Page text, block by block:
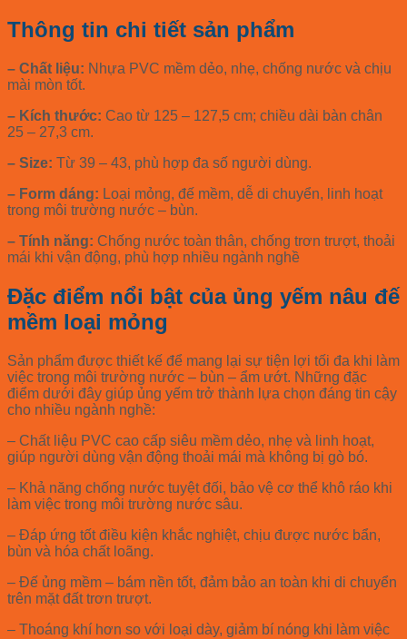
Thông tin chi tiết sản phẩm
– Chất liệu: Nhựa PVC mềm dẻo, nhẹ, chống nước và chịu
mài mòn tốt.
– Kích thước: Cao từ 125 – 127,5 cm; chiều dài bàn chân
25 – 27,3 cm.
– Size: Từ 39 – 43, phù hợp đa số người dùng.
– Form dáng: Loại mỏng, đế mềm, dễ di chuyển, linh hoạt
trong môi trường nước – bùn.
– Tính năng: Chống nước toàn thân, chống trơn trượt, thoải
mái khi vận động, phù hợp nhiều ngành nghề
Đặc điểm nổi bật của ủng yếm nâu đế
mềm loại mỏng
Sản phẩm được thiết kế để mang lại sự tiện lợi tối đa khi làm
việc trong môi trường nước – bùn – ẩm ướt. Những đặc
điểm dưới đây giúp ủng yếm trở thành lựa chọn đáng tin cậy
cho nhiều ngành nghề:
– Chất liệu PVC cao cấp siêu mềm dẻo, nhẹ và linh hoạt,
giúp người dùng vận động thoải mái mà không bị gò bó.
– Khả năng chống nước tuyệt đối, bảo vệ cơ thể khô ráo khi
làm việc trong môi trường nước sâu.
– Đáp ứng tốt điều kiện khắc nghiệt, chịu được nước bẩn,
bùn và hóa chất loãng.
– Đế ủng mềm – bám nền tốt, đảm bảo an toàn khi di chuyển
trên mặt đất trơn trượt.
– Thoáng khí hơn so với loại dày, giảm bí nóng khi làm việc